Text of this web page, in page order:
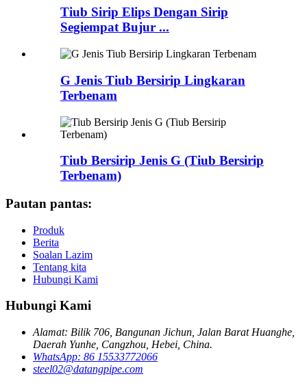
Tiub Sirip Elips Dengan Sirip
Segiempat Bujur ...
G Jenis Tiub Bersirip Lingkaran
Terbenam
Tiub Bersirip Jenis G (Tiub Bersirip
Terbenam)
Pautan pantas:
Produk
Berita
Soalan Lazim
Tentang kita
Hubungi Kami
Hubungi Kami
Alamat: Bilik 706, Bangunan Jichun, Jalan Barat Huanghe,
Daerah Yunhe, Cangzhou, Hebei, China.
WhatsApp: 86 15533772066
steel02@datangpipe.com